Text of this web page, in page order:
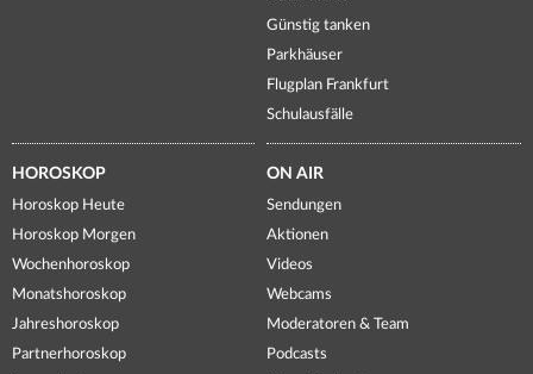
Günstig tanken
Parkhäuser
Flugplan Frankfurt
Schulausfälle
HOROSKOP
Horoskop Heute
Horoskop Morgen
Wochenhoroskop
Monatshoroskop
Jahreshoroskop
Partnerhoroskop
ON AIR
Sendungen
Aktionen
Videos
Webcams
Moderatoren & Team
Podcasts